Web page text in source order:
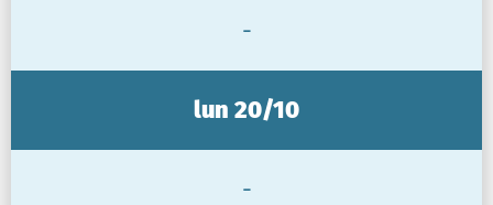
-
lun 20/10
-